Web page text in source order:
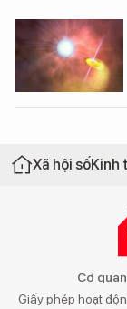
Xã hội sốKinh
Cơ
Giấy phép hoạt